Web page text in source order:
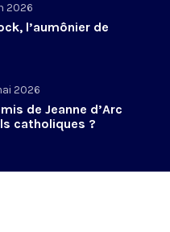
2026
l’aumônier de
2026
de Jeanne d’Arc
catholiques ?